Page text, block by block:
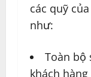
các quỹ
như:
Toàn bộ
khách